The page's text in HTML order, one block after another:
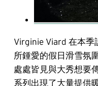
Virginie Viard 在本季
所鍾愛的假日滑雪氛
處處皆見與大秀想要
系列出現了大量提供